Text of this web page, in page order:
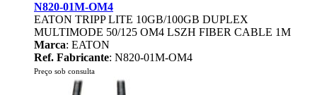
N820-01M-OM4
EATON TRIPP LITE 10GB/100GB DUPLEX
MULTIMODE 50/125 OM4 LSZH FIBER CABLE 1M
Marca: EATON
Ref. Fabricante: N820-01M-OM4
Preço sob consulta